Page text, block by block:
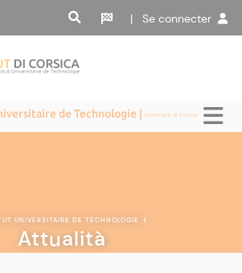
| Se connecter
de Technologie |Università di Corsica
UNIVERSITAIRE DE TECHNOLOGIE |
Attualità